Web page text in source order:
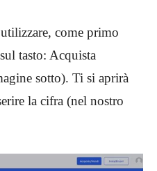
utilizzare, come primo
tasto: Acquista
sotto). Ti si aprirà
la cifra (nel nostro